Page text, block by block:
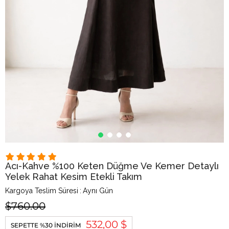
Acı-Kahve %100 Keten Düğme Ve Kemer Detaylı
Yelek Rahat Kesim Etekli Takım
Kargoya Teslim Süresi : Aynı Gün
$760.00
SEPETTE %30 İNDIRIM 532,00 $